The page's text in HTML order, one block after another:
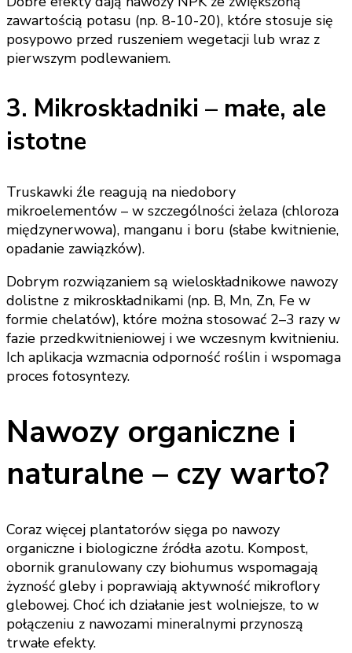
zawartością potasu (np. 8-10-20), które stosuje się
posypowo przed ruszeniem wegetacji lub wraz z
pierwszym podlewaniem.
3. Mikroskładniki – małe, ale
istotne
Truskawki źle reagują na niedobory
mikroelementów – w szczególności żelaza (chloroza
międzynerwowa), manganu i boru (słabe kwitnienie,
opadanie zawiązków).
Dobrym rozwiązaniem są wieloskładnikowe nawozy
dolistne z mikroskładnikami (np. B, Mn, Zn, Fe w
formie chelatów), które można stosować 2–3 razy w
fazie przedkwitnieniowej i we wczesnym kwitnieniu.
Ich aplikacja wzmacnia odporność roślin i wspomaga
proces fotosyntezy.
Nawozy organiczne i
naturalne – czy warto?
Coraz więcej plantatorów sięga po nawozy
organiczne i biologiczne źródła azotu. Kompost,
obornik granulowany czy biohumus wspomagają
żyzność gleby i poprawiają aktywność mikroflory
glebowej. Choć ich działanie jest wolniejsze, to w
połączeniu z nawozami mineralnymi przynoszą
trwałe efekty.